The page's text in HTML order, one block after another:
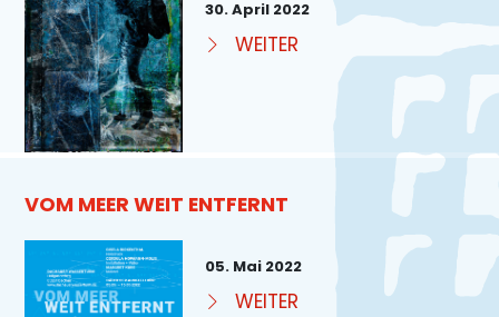
30. April 2022
WEITER
VOM MEER WEIT ENTFERNT
05. Mai 2022
WEITER